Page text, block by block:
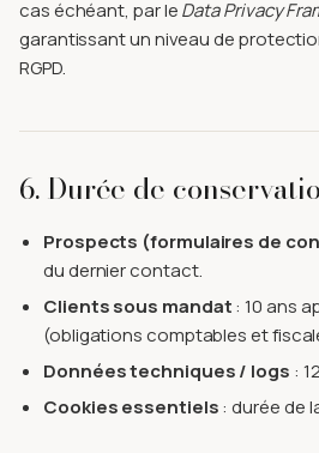
cas échéant, par leData Privacy
garantissant un niveau de
RGPD.
6. Durée de
Prospects (formulaires de
du dernier contact.
Clients sous mandat: 10 ans
(obligations comptables et
Données techniques / logs :
Cookies essentiels: durée de